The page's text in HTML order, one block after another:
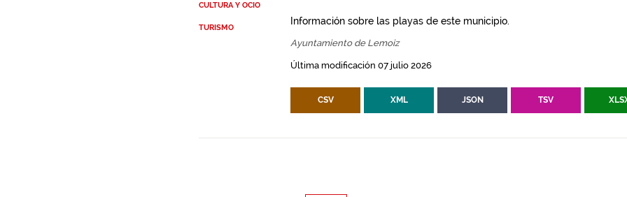
CULTURA Y OCIO
TURISMO
Información sobre las playas de este municipio.
Ayuntamiento de Lemoiz
Última modificación 07 julio 2026
CSV XML JSON TSV